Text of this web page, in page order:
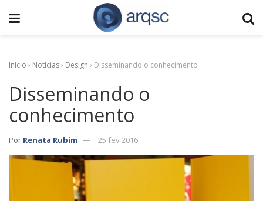
Início › Notícias› Design › Disseminando o conhecimento
Disseminando o
conhecimento
Por Renata Rubim 25 fev 2016